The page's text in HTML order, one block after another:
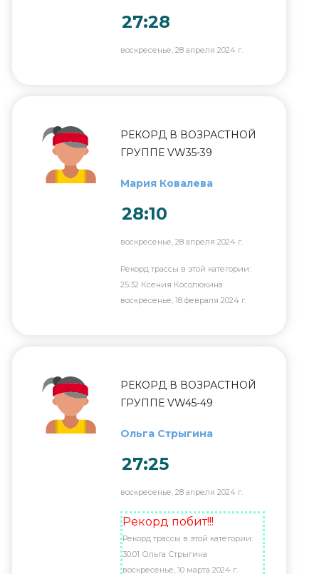
27:28
воскресенье, 28 апреля 2024 г.
РЕКОРД В ВОЗРАСТНОЙ
ГРУППЕ VW35-39
Мария Ковалева
28:10
воскресенье, 28 апреля 2024 г.
Рекорд трассы в этой категории:
25:32 Ксения Косолюкина
воскресенье, 18 февраля 2024 г.
РЕКОРД В ВОЗРАСТНОЙ
ГРУППЕ VW45-49
Ольга Стрыгина
27:25
воскресенье, 28 апреля 2024 г.
Рекорд побит!!!
Рекорд трассы в этой категории:
30:01 Ольга Стрыгина
воскресенье, 10 марта 2024 г.